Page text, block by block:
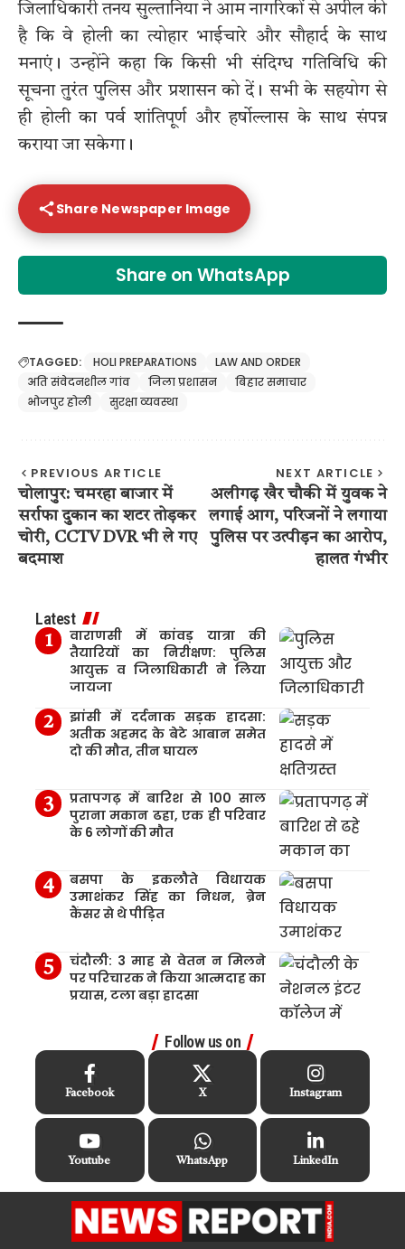
जिलाधिकारी तनय सुल्तानिया ने आम नागरिकों से अपील की
है कि वे होली का त्योहार भाईचारे और सौहार्द के साथ
मनाएं। उन्होंने कहा कि किसी भी संदिग्ध गतिविधि की
सूचना तुरंत पुलिस और प्रशासन को दें। सभी के सहयोग से
ही होली का पर्व शांतिपूर्ण और हर्षोल्लास के साथ संपन्न
कराया जा सकेगा।
Share Newspaper Image
Share on WhatsApp
TAGGED: HOLI PREPARATIONS
LAW AND ORDER
अति संवेदनशील गांव
जिला प्रशासन
बिहार समाचार
भोजपुर होली
सुरक्षा व्यवस्था
PREVIOUS ARTICLE
चोलापुर: चमरहा बाजार में
सर्राफा दुकान का शटर तोड़कर
चोरी, CCTV DVR भी ले गए
बदमाश
NEXT ARTICLE
अलीगढ़ खैर चौकी में युवक ने
लगाई आग, परिजनों ने लगाया
पुलिस पर उत्पीड़न का आरोप,
हालत गंभीर
Latest
वाराणसी में कांवड़ यात्रा की
तैयारियों का निरीक्षण: पुलिस
आयुक्त व जिलाधिकारी ने लिया
जायजा
झांसी में दर्दनाक सड़क हादसा:
अतीक अहमद के बेटे आबान समेत
दो की मौत, तीन घायल
प्रतापगढ़ में बारिश से 100 साल
पुराना मकान ढहा, एक ही परिवार
के 6 लोगों की मौत
बसपा के इकलौते विधायक
उमाशंकर सिंह का निधन, ब्रेन
कैंसर से थे पीड़ित
चंदौली: 3 माह से वेतन न मिलने
पर परिचारक ने किया आत्मदाह का
प्रयास, टला बड़ा हादसा
Follow us on
Facebook X Instagram
Youtube WhatsApp LinkedIn